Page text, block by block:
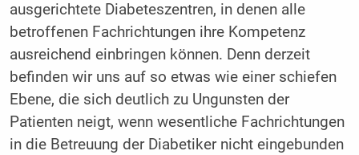
ausgerichtete Diabeteszentren, in denen alle
betroffenen Fachrichtungen ihre Kompetenz
ausreichend einbringen können. Denn derzeit
befinden wir uns auf so etwas wie einer schiefen
Ebene, die sich deutlich zu Ungunsten der
Patienten neigt, wenn wesentliche Fachrichtungen
in die Betreuung der Diabetiker nicht eingebunden